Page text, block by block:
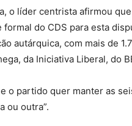
o líder centrista afirmou
formal do CDS para esta
autárquica, com mais de
da Iniciativa Liberal, do
o partido quer manter as
ou outra”.